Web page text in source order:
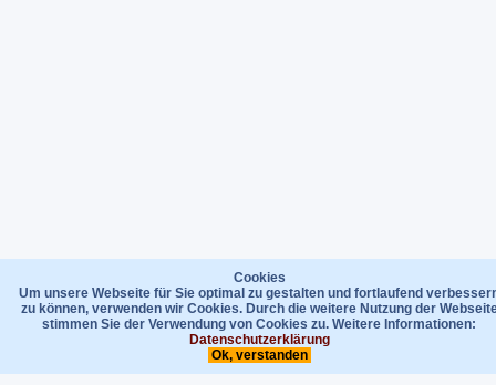
Cookies
Um unsere Webseite für Sie optimal zu gestalten und fortlaufend
zu können, verwenden wir Cookies. Durch die weitere Nutzung der
stimmen Sie der Verwendung von Cookies zu. Weitere Informationen:
Datenschutzerklärung
Ok, verstanden